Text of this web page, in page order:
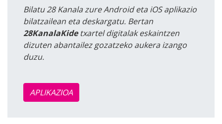
Bilatu 28 Kanala zure Android eta iOS aplikazio
bilatzailean eta deskargatu. Bertan
28KanalaKidetxartel digitalak eskaintzen
dizuten abantailez gozatzeko aukera izango
duzu.
APLIKAZIOA